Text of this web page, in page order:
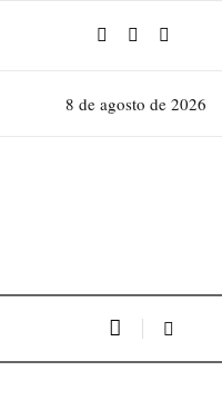
8 de agosto de 2026